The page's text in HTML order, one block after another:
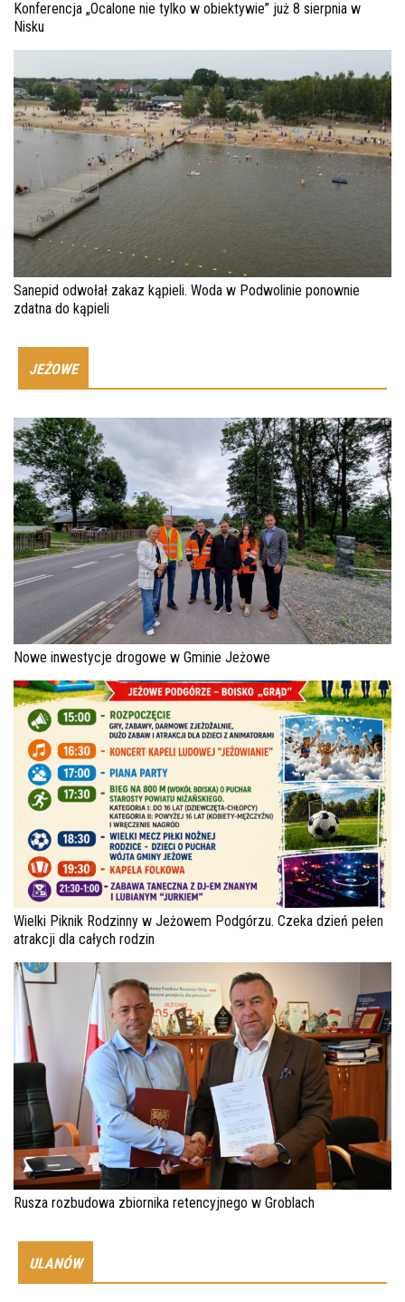
Konferencja „Ocalone nie tylko w obiektywie” już 8 sierpnia w
Nisku
Sanepid odwołał zakaz kąpieli. Woda w Podwolinie ponownie
zdatna do kąpieli
JEŻOWE
Nowe inwestycje drogowe w Gminie Jeżowe
Wielki Piknik Rodzinny w Jeżowem Podgórzu. Czeka dzień pełen
atrakcji dla całych rodzin
Rusza rozbudowa zbiornika retencyjnego w Groblach
ULANÓW